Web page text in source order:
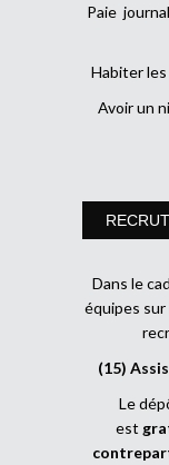
Paie
Habiter
Avoir un
Dans le
équipes
(15)
Le
est